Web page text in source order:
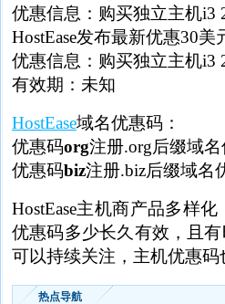
优惠信息：购买独立主机i3
HostEase发布最新优惠30美
优惠信息：购买独立主机i3
有效期：未知
HostEase域名优惠码：
优惠码org注册.org后缀域
优惠码biz注册.biz后缀域名
HostEase主机商产品多样
优惠码多少长久有效，且
可以持续关注，主机优惠码
热点导航